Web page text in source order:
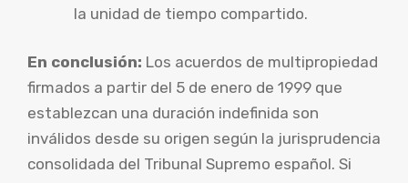
la unidad de tiempo compartido.
En conclusión: Los acuerdos de multipropiedad
firmados a partir del 5 de enero de 1999 que
establezcan una duración indefinida son
inválidos desde su origen según la jurisprudencia
consolidada del Tribunal Supremo español. Si